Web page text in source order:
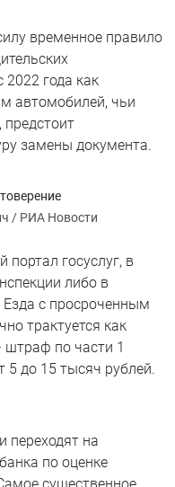
временное правило
2022 года как
автомобилей, чьи
замены документа.
/ РИА Новости
госуслуг, в
либо в
с просроченным
трактуется как
по части 1
5 до 15 тысяч рублей.
переходят на
по оценке